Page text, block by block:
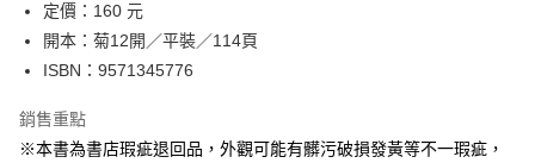
定價：160 元
開本：菊12開／平裝／114頁
ISBN：9571345776
銷售重點
※本書為書店瑕疵退回品，外觀可能有髒污破損發黃等不一瑕疵，